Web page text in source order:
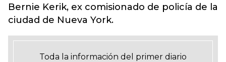
Bernie Kerik, ex comisionado de policía de la
ciudad de Nueva York.
Toda la información del primer diario